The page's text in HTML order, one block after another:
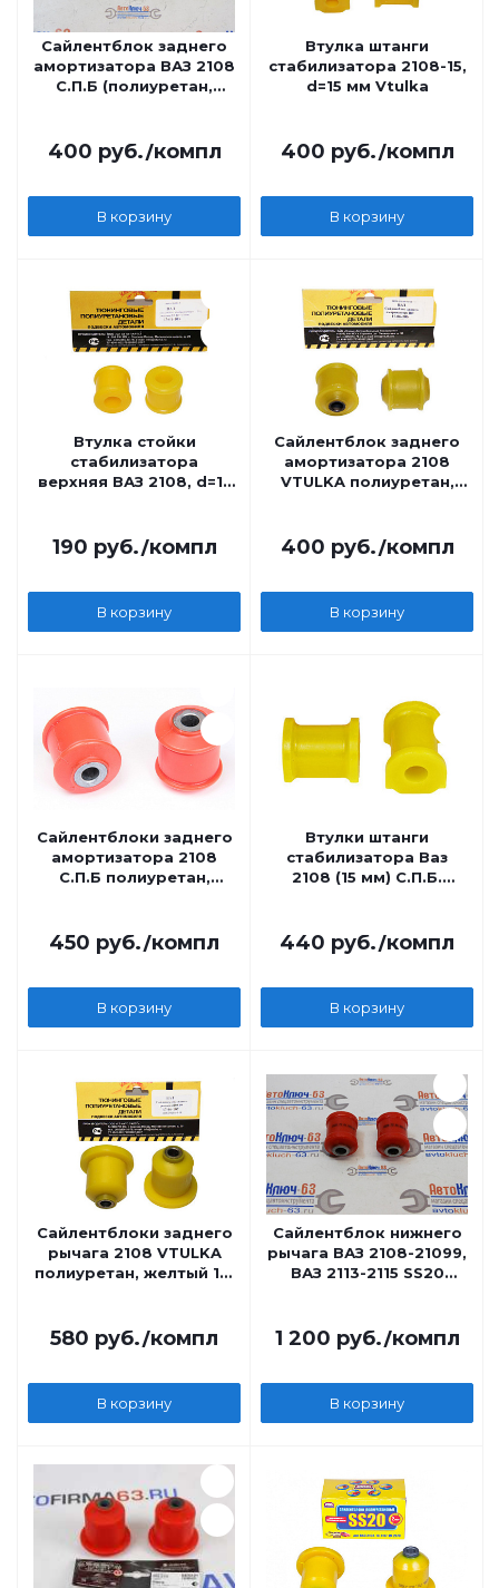
Сайлентблок заднего
амортизатора ВАЗ 2108
С.П.Б (полиуретан,
400 руб./компл
В корзину
Втулка штанги
стабилизатора 2108-15,
d=15 мм Vtulka
400 руб./компл
В корзину
Втулка стойки
стабилизатора
верхняя ВАЗ 2108, d=15
190 руб./компл
В корзину
Сайлентблок заднего
амортизатора 2108
VTULKA полиуретан,
400 руб./компл
В корзину
Сайлентблоки заднего
амортизатора 2108
С.П.Б полиуретан,
450 руб./компл
В корзину
Втулки штанги
стабилизатора Ваз
2108 (15 мм) С.П.Б.
440 руб./компл
В корзину
Сайлентблоки заднего
рычага 2108 VTULKA
полиуретан, желтый 17-
580 руб./компл
В корзину
Сайлентблок нижнего
рычага ВАЗ 2108-21099,
ВАЗ 2113-2115 SS20
1 200 руб./компл
В корзину